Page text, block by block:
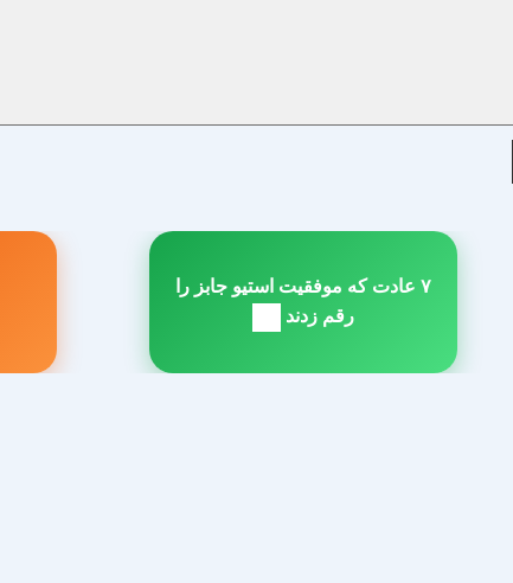
راهبری
مطلب
۷ عادت که موفقیت استیو جابز را
رقم زدند